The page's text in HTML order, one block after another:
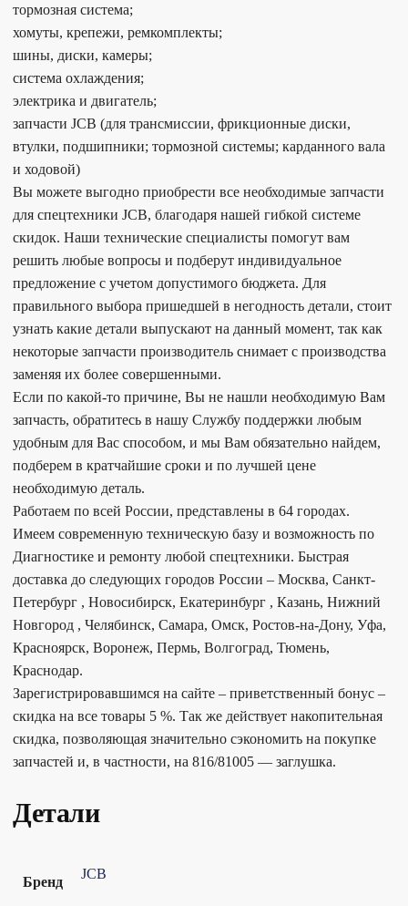
тормозная система;
хомуты, крепежи, ремкомплекты;
шины, диски, камеры;
система охлаждения;
электрика и двигатель;
запчасти JCB (для трансмиссии, фрикционные диски,
втулки, подшипники; тормозной системы; карданного вала
и ходовой)
Вы можете выгодно приобрести все необходимые запчасти
для спецтехники JCB, благодаря нашей гибкой системе
скидок. Наши технические специалисты помогут вам
решить любые вопросы и подберут индивидуальное
предложение с учетом допустимого бюджета. Для
правильного выбора пришедшей в негодность детали, стоит
узнать какие детали выпускают на данный момент, так как
некоторые запчасти производитель снимает с производства
заменяя их более совершенными.
Если по какой-то причине, Вы не нашли необходимую Вам
запчасть, обратитесь в нашу Службу поддержки любым
удобным для Вас способом, и мы Вам обязательно найдем,
подберем в кратчайшие сроки и по лучшей цене
необходимую деталь.
Работаем по всей России, представлены в 64 городах.
Имеем современную техническую базу и возможность по
Диагностике и ремонту любой спецтехники. Быстрая
доставка до следующих городов России – Москва, Санкт-
Петербург , Новосибирск, Екатеринбург , Казань, Нижний
Новгород , Челябинск, Самара, Омск, Ростов-на-Дону, Уфа,
Красноярск, Воронеж, Пермь, Волгоград, Тюмень,
Краснодар.
Зарегистрировавшимся на сайте – приветственный бонус –
скидка на все товары 5 %. Так же действует накопительная
скидка, позволяющая значительно сэкономить на покупке
запчастей и, в частности, на 816/81005 — заглушка.
Детали
Бренд
JCB